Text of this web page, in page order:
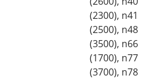
(2300), n41
(2500), n48
(3500), n66
(1700), n77
(3700), n78